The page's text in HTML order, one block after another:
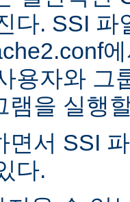
다. SSI 파
용자와 그
램을 실행
면서 SSI
다.